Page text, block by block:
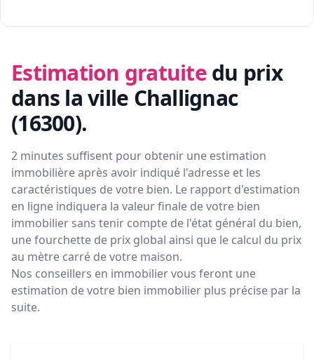
Estimation gratuite du prix
dans la ville Challignac
(16300).
2 minutes suffisent pour obtenir une estimation
immobilière après avoir indiqué l'adresse et les
caractéristiques de votre bien. Le rapport d'estimation
en ligne indiquera la valeur finale de votre bien
immobilier sans tenir compte de l'état général du bien,
une fourchette de prix global ainsi que le calcul du prix
au mètre carré de votre maison.
Nos conseillers en immobilier vous feront une
estimation de votre bien immobilier plus précise par la
suite.